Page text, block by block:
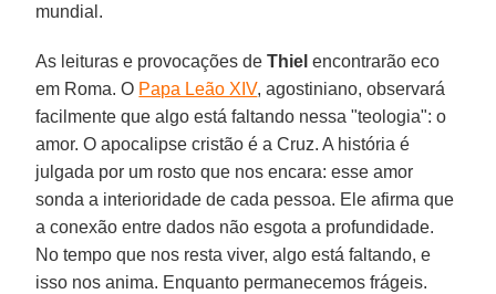
mundial.
As leituras e provocações deThiel encontrarão eco
em Roma. O Papa Leão XIV, agostiniano, observará
facilmente que algo está faltando nessa "teologia": o
amor. O apocalipse cristão é a Cruz. A história é
julgada por um rosto que nos encara: esse amor
sonda a interioridade de cada pessoa. Ele afirma que
a conexão entre dados não esgota a profundidade.
No tempo que nos resta viver, algo está faltando, e
isso nos anima. Enquanto permanecemos frágeis.